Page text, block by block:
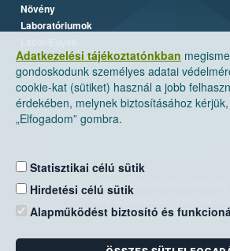
Adatkezelési tájékoztatónkban
gondoskodunk személyes adatai
cookie-kat (sütiket) használ a jobb
érdekében, melynek biztosításához
„Elfogadom” gombra.
Statisztikai célú sütik
Hirdetési célú sütik
Alapműködést biztosító és
Növény
Laboratóriumok
Nemzeti Élelmiszerlánc-biztonsági
Levelezési cím: 1525 Budapest.